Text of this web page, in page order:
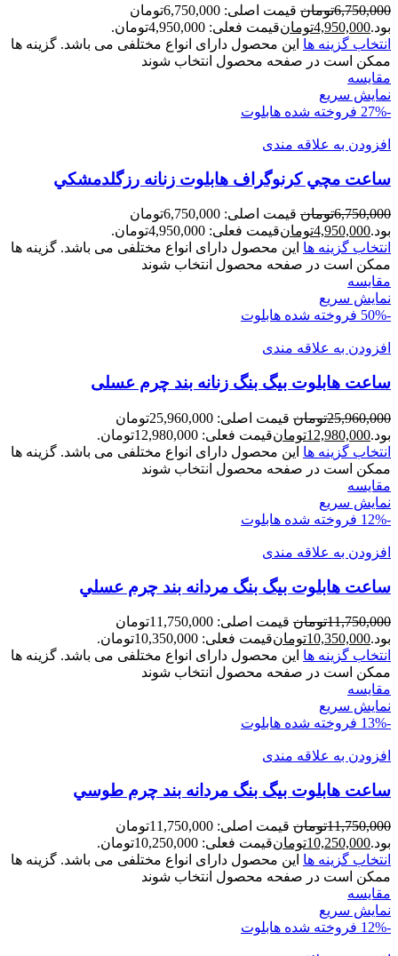
6,750,000تومان
قیمت اصلی: 6,750,000تومان
بود.4,950,000تومانقیمت فعلی: 4,950,000تومان.
انتخاب گزینه ها این محصول دارای انواع مختلفی می باشد. گزینه ها
ممکن است در صفحه محصول انتخاب شوند
مقايسه
نمایش سریع
-27%
فروخته شده هابلوت
افزودن به علاقه مندی
ساعت مچي کرنوگراف هابلوت زنانه رزگلدمشکي
6,750,000تومان
قیمت اصلی: 6,750,000تومان
بود.4,950,000تومانقیمت فعلی: 4,950,000تومان.
انتخاب گزینه ها این محصول دارای انواع مختلفی می باشد. گزینه ها
ممکن است در صفحه محصول انتخاب شوند
مقايسه
نمایش سریع
-50%
فروخته شده هابلوت
افزودن به علاقه مندی
ساعت هابلوت بیگ بنگ زنانه بند چرم عسلی
25,960,000تومان
قیمت اصلی: 25,960,000تومان
بود.12,980,000تومانقیمت فعلی: 12,980,000تومان.
انتخاب گزینه ها این محصول دارای انواع مختلفی می باشد. گزینه ها
ممکن است در صفحه محصول انتخاب شوند
مقايسه
نمایش سریع
-12%
فروخته شده هابلوت
افزودن به علاقه مندی
ساعت هابلوت بیگ بنگ مردانه بند چرم عسلي
11,750,000تومان
قیمت اصلی: 11,750,000تومان
بود.10,350,000تومانقیمت فعلی: 10,350,000تومان.
انتخاب گزینه ها این محصول دارای انواع مختلفی می باشد. گزینه ها
ممکن است در صفحه محصول انتخاب شوند
مقايسه
نمایش سریع
-13%
فروخته شده هابلوت
افزودن به علاقه مندی
ساعت هابلوت بیگ بنگ مردانه بند چرم طوسي
11,750,000تومان
قیمت اصلی: 11,750,000تومان
بود.10,250,000تومانقیمت فعلی: 10,250,000تومان.
انتخاب گزینه ها این محصول دارای انواع مختلفی می باشد. گزینه ها
ممکن است در صفحه محصول انتخاب شوند
مقايسه
نمایش سریع
-12%
فروخته شده هابلوت